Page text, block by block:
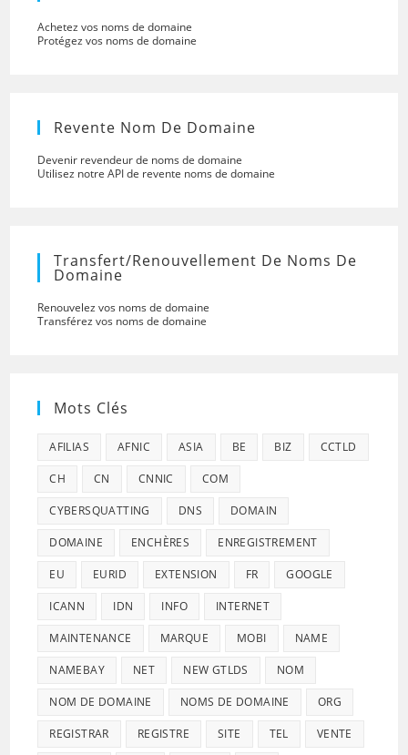
Achetez vos noms de domaine
Protégez vos noms de domaine
Revente Nom De Domaine
Devenir revendeur de noms de domaine
Utilisez notre API de revente noms de domaine
Transfert/renouvellement De Noms De
Domaine
Renouvelez vos noms de domaine
Transférez vos noms de domaine
Mots Clés
AFILIAS AFNIC ASIA BE BIZ CCTLD
CH CN CNNIC COM
CYBERSQUATTING DNS DOMAIN
DOMAINE ENCHÈRES ENREGISTREMENT
EU EURID EXTENSION FR GOOGLE
ICANN IDN INFO INTERNET
MAINTENANCE MARQUE MOBI NAME
NAMEBAY NET NEW GTLDS NOM
NOM DE DOMAINE NOMS DE DOMAINE ORG
REGISTRAR REGISTRE SITE TEL VENTE